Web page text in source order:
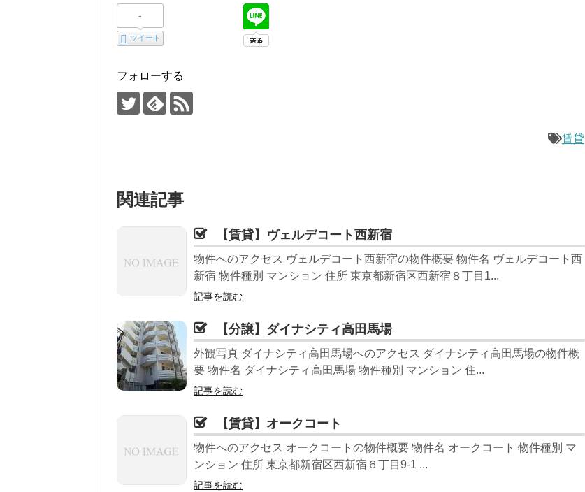
-
ツイート
フォローする
賃貸
関連記事
【賃貸】ヴェルデコート西新宿
物件へのアクセス ヴェルデコート西新宿の物件概要 物件名 ヴェルデコート西
新宿 物件種別 マンション 住所 東京都新宿区西新宿８丁目1...
記事を読む
【分譲】ダイナシティ高田馬場
外観写真 ダイナシティ高田馬場へのアクセス ダイナシティ高田馬場の物件概
要 物件名 ダイナシティ高田馬場 物件種別 マンション 住...
記事を読む
【賃貸】オークコート
物件へのアクセス オークコートの物件概要 物件名 オークコート 物件種別 マ
ンション 住所 東京都新宿区西新宿６丁目9-1 ...
記事を読む